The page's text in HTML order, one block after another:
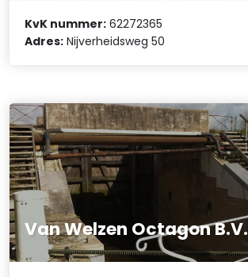
KvK nummer: 62272365
Adres: Nijverheidsweg 50
Van Welzen Octagon B.V.